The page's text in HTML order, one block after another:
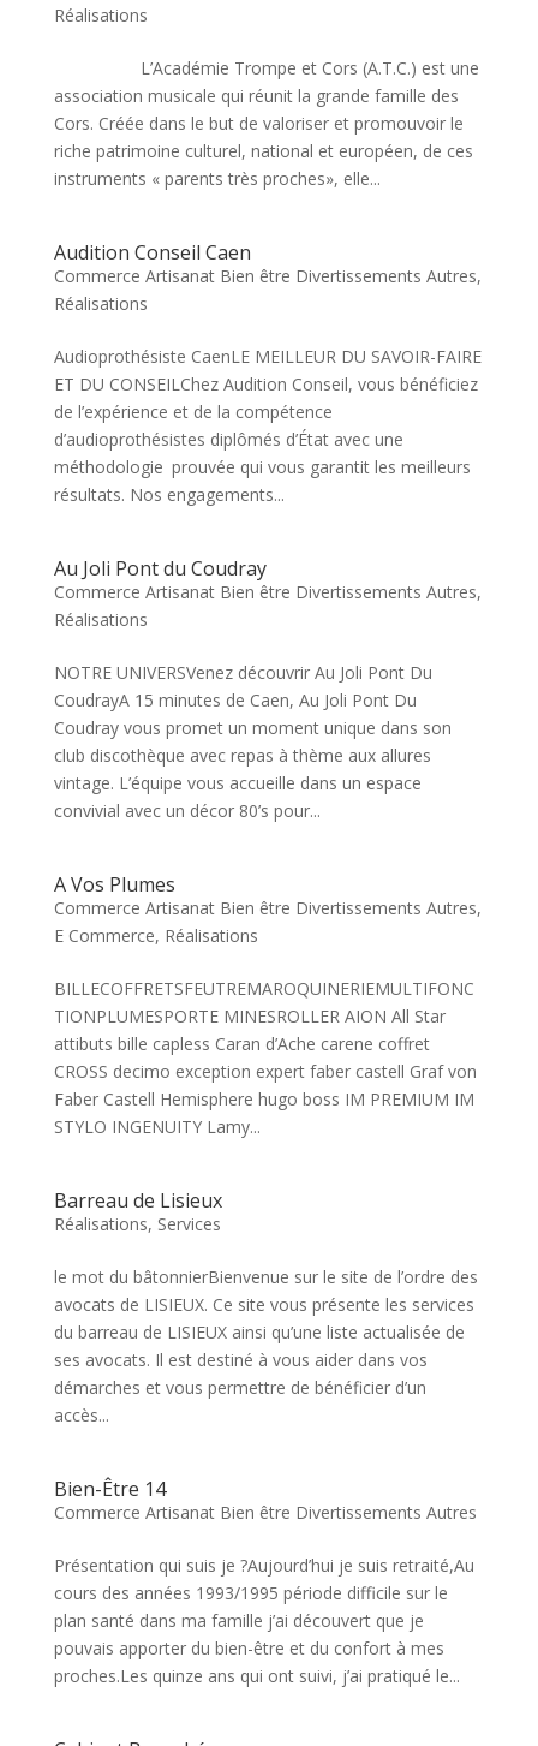
Réalisations
L’Académie Trompe et Cors (A.T.C.) est une
association musicale qui réunit la grande famille des
Cors. Créée dans le but de valoriser et promouvoir le
riche patrimoine culturel, national et européen, de ces
instruments « parents très proches», elle...
Audition Conseil Caen
Commerce Artisanat Bien être Divertissements Autres,
Réalisations
Audioprothésiste CaenLE MEILLEUR DU SAVOIR-FAIRE
ET DU CONSEILChez Audition Conseil, vous bénéficiez
de l’expérience et de la compétence
d’audioprothésistes diplômés d’État avec une
méthodologie prouvée qui vous garantit les meilleurs
résultats. Nos engagements...
Au Joli Pont du Coudray
Commerce Artisanat Bien être Divertissements Autres,
Réalisations
NOTRE UNIVERSVenez découvrir Au Joli Pont Du
CoudrayA 15 minutes de Caen, Au Joli Pont Du
Coudray vous promet un moment unique dans son
club discothèque avec repas à thème aux allures
vintage. L’équipe vous accueille dans un espace
convivial avec un décor 80’s pour...
A Vos Plumes
Commerce Artisanat Bien être Divertissements Autres,
E Commerce, Réalisations
BILLECOFFRETSFEUTREMAROQUINERIEMULTIFONC
TIONPLUMESPORTE MINESROLLER AION All Star
attibuts bille capless Caran d’Ache carene coffret
CROSS decimo exception expert faber castell Graf von
Faber Castell Hemisphere hugo boss IM PREMIUM IM
STYLO INGENUITY Lamy...
Barreau de Lisieux
Réalisations, Services
le mot du bâtonnierBienvenue sur le site de l’ordre des
avocats de LISIEUX. Ce site vous présente les services
du barreau de LISIEUX ainsi qu’une liste actualisée de
ses avocats. Il est destiné à vous aider dans vos
démarches et vous permettre de bénéficier d’un
accès...
Bien-Être 14
Commerce Artisanat Bien être Divertissements Autres
Présentation qui suis je ?Aujourd’hui je suis retraité,Au
cours des années 1993/1995 période difficile sur le
plan santé dans ma famille j’ai découvert que je
pouvais apporter du bien-être et du confort à mes
proches.Les quinze ans qui ont suivi, j’ai pratiqué le...